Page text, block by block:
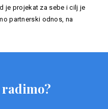
je projekat za sebe i cilj je
partnerski odnos, na